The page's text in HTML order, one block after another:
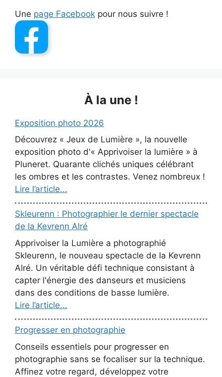
Une page Facebook pour nous suivre !
À la une !
Exposition photo 2026
Découvrez « Jeux de Lumière », la nouvelle
exposition photo d'« Apprivoiser la lumière » à
Pluneret. Quarante clichés uniques célébrant
les ombres et les contrastes. Venez nombreux !
Lire l’article...
Skleurenn : Photographier le dernier spectacle
de la Kevrenn Alré
Apprivoiser la Lumière a photographié
Skleurenn, le nouveau spectacle de la Kevrenn
Alré. Un véritable défi technique consistant à
capter l'énergie des danseurs et musiciens
dans des conditions de basse lumière.
Lire l’article...
Progresser en photographie
Conseils essentiels pour progresser en
photographie sans se focaliser sur la technique.
Affinez votre regard, développez votre